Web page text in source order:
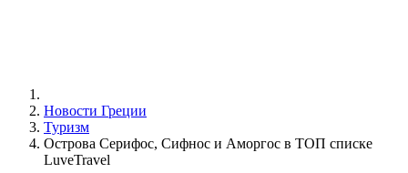
Новости Греции
Туризм
Острова Серифос, Сифнос и Аморгос в ТОП списке
LuveTravel